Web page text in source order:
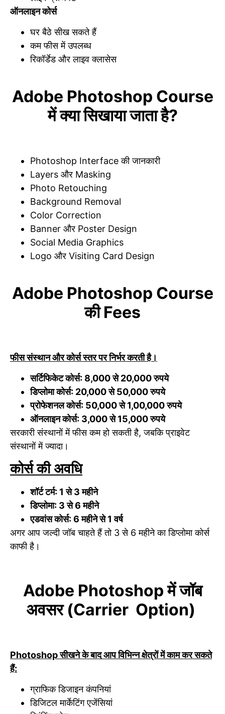
ऑनलाइन कोर्स
घर बैठे सीख सकते हैं
कम फीस में उपलब्ध
रिकॉर्डेड और लाइव क्लासेस
Adobe Photoshop Course
में क्या सिखाया जाता है?
Photoshop Interface की जानकारी
Layers और Masking
Photo Retouching
Background Removal
Color Correction
Banner और Poster Design
Social Media Graphics
Logo और Visiting Card Design
Adobe Photoshop Course
की Fees
फीस संस्थान और कोर्स स्तर पर निर्भर करती है।
सर्टिफिकेट कोर्स: 8,000 से 20,000 रुपये
डिप्लोमा कोर्स: 20,000 से 50,000 रुपये
प्रोफेशनल कोर्स: 50,000 से 1,00,000 रुपये
ऑनलाइन कोर्स: 3,000 से 15,000 रुपये
सरकारी संस्थानों में फीस कम हो सकती है, जबकि प्राइवेट
संस्थानों में ज्यादा।
कोर्स की अवधि
शॉर्ट टर्म: 1 से 3 महीने
डिप्लोमा: 3 से 6 महीने
एडवांस कोर्स: 6 महीने से 1 वर्ष
अगर आप जल्दी जॉब चाहते हैं तो 3 से 6 महीने का डिप्लोमा कोर्स
काफी है।
Adobe Photoshop में जॉब
अवसर (Carrier Option)
Photoshop सीखने के बाद आप विभिन्न क्षेत्रों में काम कर सकते
हैं:
ग्राफिक डिजाइन कंपनियां
डिजिटल मार्केटिंग एजेंसियां